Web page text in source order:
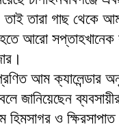
তারা গাছ থেকে আম
আরো
আম ক্যালেন্ডার
জানিয়েছেন
হিমসাগর ও